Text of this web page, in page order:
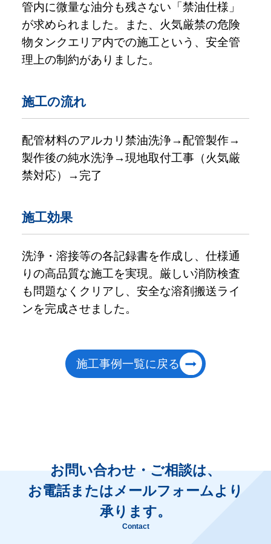
管内に微量な油分も残さない「禁油仕様」
が求められました。また、火気厳禁の危険
物タンクエリア内での施工という、安全管
理上の制約がありました。
施工の流れ
配管材料のアルカリ禁油洗浄→配管製作→
製作後の純水洗浄→現地取付工事（火気厳
禁対応）→完了
施工効果
洗浄・溶接等の各記録書を作成し、仕様通
りの高品質な施工を実現。厳しい消防検査
も問題なくクリアし、安全な溶剤搬送ライ
ンを完成させました。
施工事例一覧に戻る
お問い合わせ・ご相談は、
お電話またはメールフォームより
承ります。
Contact